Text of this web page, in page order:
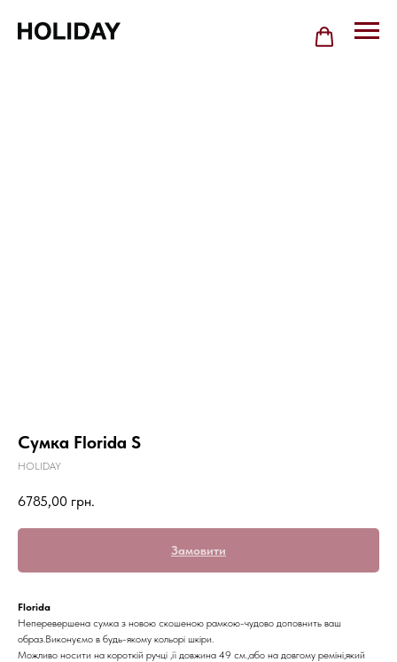
Сумка Florida S
HOLIDAY
6785,00 грн.
Замовити
Florida
Неперевершена сумка з новою скошеною рамкою-чудово доповнить ваш
образ.Виконуємо в будь-якому кольорі шкіри.
Можливо носити на короткій ручці ,її довжина 49 см.,або на довгому реміні,який